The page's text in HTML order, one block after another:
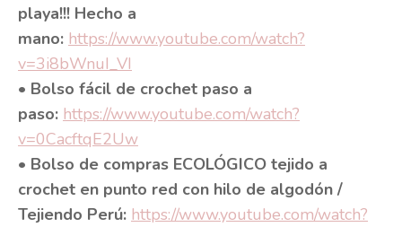
playa!!! Hecho a
mano: https://www.youtube.com/watch?
v=3i8bWnuI_VI
• Bolso fácil de crochet paso a
paso: https://www.youtube.com/watch?
v=0CacftqE2Uw
• Bolso de compras ECOLÓGICO tejido a
crochet en punto red con hilo de algodón /
Tejiendo Perú: https://www.youtube.com/watch?